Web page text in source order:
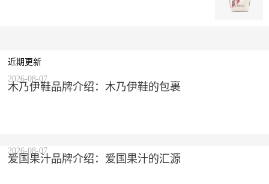
近期更新
木乃伊鞋品牌介绍：木乃伊鞋的包裹
2026-08-07
爱国果汁品牌介绍：爱国果汁的汇源
2026-08-07